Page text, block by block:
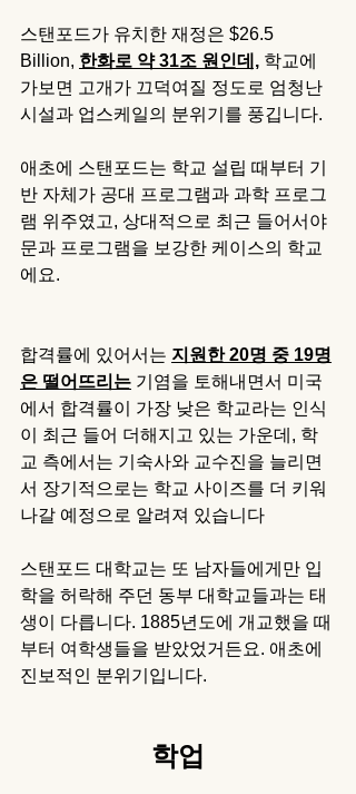
스탠포드가 유치한 재정은 $26.5
Billion, 한화로 약 31조 원인데, 학교에
가보면 고개가 끄덕여질 정도로 엄청난
시설과 업스케일의 분위기를 풍깁니다.
애초에 스탠포드는 학교 설립 때부터 기
반 자체가 공대 프로그램과 과학 프로그
램 위주였고, 상대적으로 최근 들어서야
문과 프로그램을 보강한 케이스의 학교
에요.
합격률에 있어서는 지원한 20명 중 19명
은 떨어뜨리는 기염을 토해내면서 미국
에서 합격률이 가장 낮은 학교라는 인식
이 최근 들어 더해지고 있는 가운데, 학
교 측에서는 기숙사와 교수진을 늘리면
서 장기적으로는 학교 사이즈를 더 키워
나갈 예정으로 알려져 있습니다
스탠포드 대학교는 또 남자들에게만 입
학을 허락해 주던 동부 대학교들과는 태
생이 다릅니다. 1885년도에 개교했을 때
부터 여학생들을 받았었거든요. 애초에
진보적인 분위기입니다.
학업